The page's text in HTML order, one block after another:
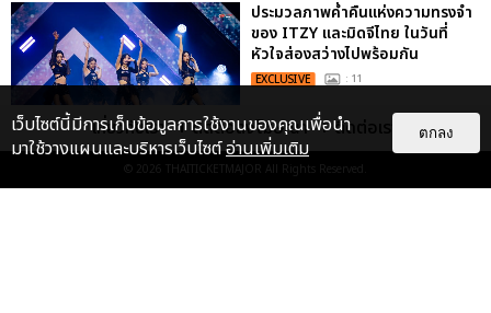
ประมวลภาพค่ำคืนแห่งความทรงจำ
ของ ITZY และมิดจีไทย ในวันที่
หัวใจส่องสว่างไปพร้อมกัน
EXCLUSIVE : 11
เกี่ยวกับเรา ติดต่อลงโฆษณา ติดต่อเรา
© 2026 THAITICKETMAJOR All Rights Reserved.
เว็บไซต์นี้มีการเก็บข้อมูลการใช้งานของคุณเพื่อนำ
มาใช้วางแผนและบริหารเว็บไซต์อ่านเพิ่มเติม
ตกลง